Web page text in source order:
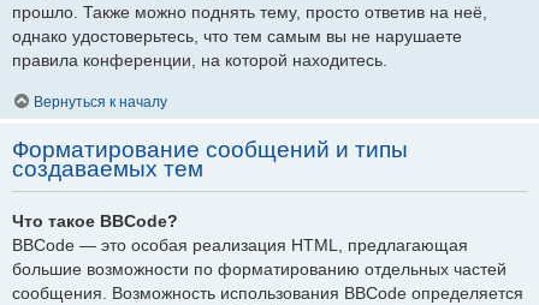
прошло. Также можно поднять тему, просто ответив на неё,
однако удостоверьтесь, что тем самым вы не нарушаете
правила конференции, на которой находитесь.
Вернуться к началу
Форматирование сообщений и типы
создаваемых тем
Что такое BBCode?
BBCode — это особая реализация HTML, предлагающая
большие возможности по форматированию отдельных частей
сообщения. Возможность использования BBCode определяется